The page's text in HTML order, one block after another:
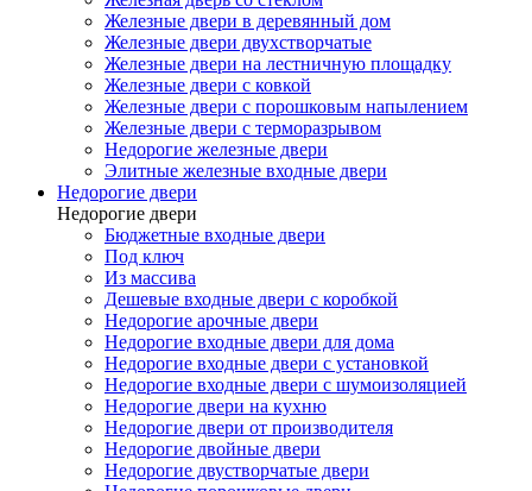
Железные двери в деревянный дом
Железные двери двухстворчатые
Железные двери на лестничную площадку
Железные двери с ковкой
Железные двери с порошковым напылением
Железные двери с терморазрывом
Недорогие железные двери
Элитные железные входные двери
Недорогие двери
Недорогие двери
Бюджетные входные двери
Под ключ
Из массива
Дешевые входные двери с коробкой
Недорогие арочные двери
Недорогие входные двери для дома
Недорогие входные двери с установкой
Недорогие входные двери с шумоизоляцией
Недорогие двери на кухню
Недорогие двери от производителя
Недорогие двойные двери
Недорогие двустворчатые двери